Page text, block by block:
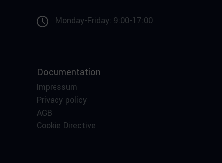
Monday-Friday: 9:00-17:00
Documentation
Impressum
Privacy policy
AGB
Cookie Directive